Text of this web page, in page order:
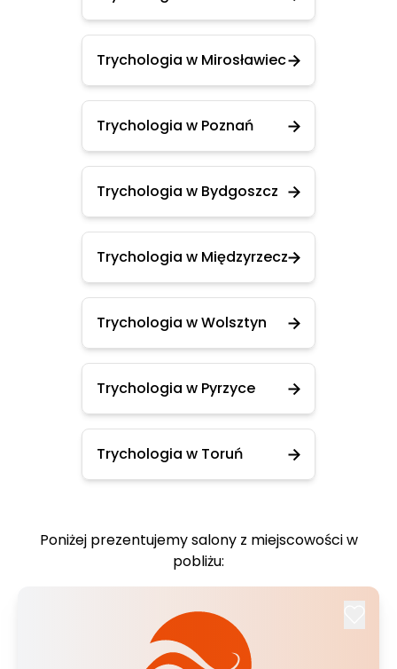
Trychologia w Mirosławiec
Trychologia w Poznań
Trychologia w Bydgoszcz
Trychologia w Międzyrzecz
Trychologia w Wolsztyn
Trychologia w Pyrzyce
Trychologia w Toruń
Poniżej prezentujemy salony z miejscowości w
pobliżu: